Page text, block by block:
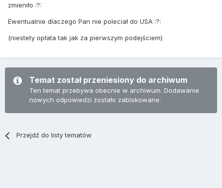
zmieniło :?:
Ewentualnie dlaczego Pan nie poleciał do USA :?:
(niestety opłata tak jak za pierwszym podejściem)
Temat został przeniesiony do archiwum
Ten temat przebywa obecnie w archiwum. Dodawanie
nowych odpowiedzi zostało zablokowane.
Przejdź do listy tematów